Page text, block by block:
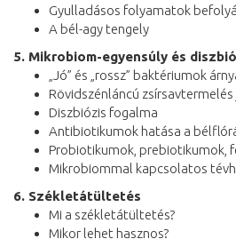
Gyulladásos folyamatok
A bél-agy tengely
5. Mikrobiom-egyensúly és
„Jó” és „rossz” baktériumok
Rövidszénláncú
Diszbiózis fogalma
Antibiotikumok hatása a
Probiotikumok, prebiotikumok,
Mikrobiommal kapcsolatos
6. Székletátültetés
Mi a székletátültetés?
Mikor lehet hasznos?